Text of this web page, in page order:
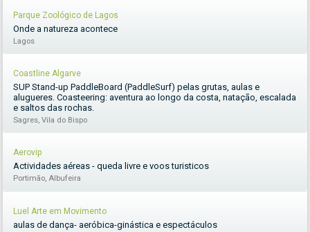
Parque Zoológico de Lagos
Onde a natureza acontece
Lagos
Coastline Algarve
SUP Stand-up PaddleBoard (PaddleSurf) pelas grutas, aulas e
alugueres. Coasteering: aventura ao longo da costa, natação, escalada
e saltos das rochas.
Sagres, Vila do Bispo
Aerovip
Actividades aéreas - queda livre e voos turisticos
Portimão, Albufeira
Luel Arte em Movimento
aulas de dança- aeróbica-ginástica e espectáculos